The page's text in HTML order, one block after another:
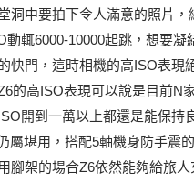
洞中要拍下令人滿意的照片，
動輒6000-10000起跳，想要凝
快門，這時相機的高ISO表現
的高ISO表現可以說是目前N
開到一萬以上都還是能保持
屬堪用，搭配5軸機身防手震
腳架的場合Z6依然能夠給旅